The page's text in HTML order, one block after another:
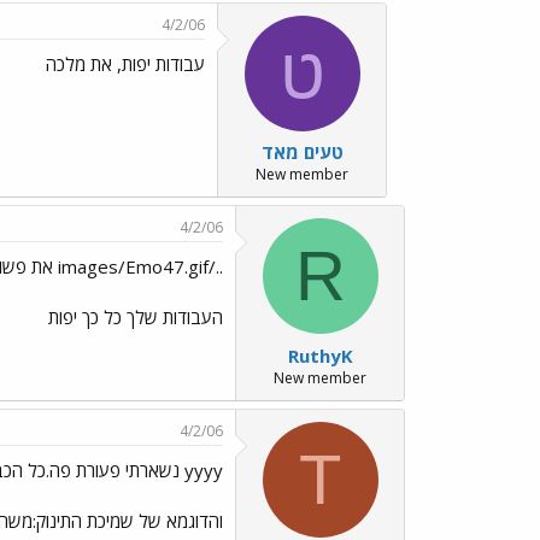
ט
טעים מאד
New member
4/2/06
עבודות יפות, את מלכה
R
RuthyK
New member
4/2/06
../images/Emo47.gif את פשוט מדהימה
העבודות שלך כל כך יפות
T
4/2/06
yyyy נשארתי פעורת פה.כל הכבוד
והדוגמא של שמיכת